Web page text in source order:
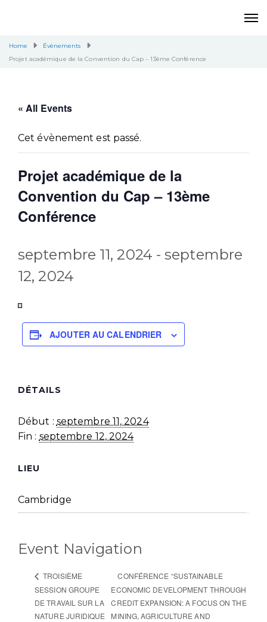
Home
Évènements
Projet académique de la Convention du Cap – 13ème Conférence
« All Events
Cet évènement est passé.
Projet académique de la
Convention du Cap – 13ème
Conférence
septembre 11, 2024 -septembre
12, 2024
AJOUTER AU CALENDRIER
DÉTAILS
Début : septembre 11, 2024
Fin : septembre 12, 2024
LIEU
Cambridge
Event Navigation
TROISIÈME
SESSION GROUPE
DE TRAVAIL SUR LA
NATURE JURIDIQUE
CONFÉRENCE “SUSTAINABLE
ECONOMIC DEVELOPMENT THROUGH
CREDIT EXPANSION: A FOCUS ON THE
MINING, AGRICULTURE AND